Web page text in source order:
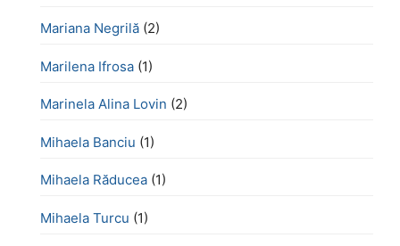
Mariana Negrilă (2)
Marilena Ifrosa (1)
Marinela Alina Lovin (2)
Mihaela Banciu (1)
Mihaela Răducea (1)
Mihaela Turcu (1)